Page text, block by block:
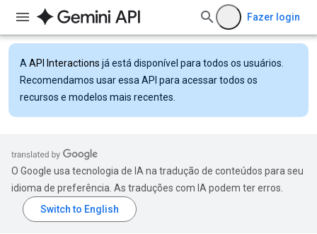
Fazer login
A API Interactions já está disponível para todos os usuários.
Recomendamos usar essa API para acessar todos os
recursos e modelos mais recentes.
O Google usa tecnologia de IA na tradução de conteúdos para seu
idioma de preferência. As traduções com IA podem ter erros.